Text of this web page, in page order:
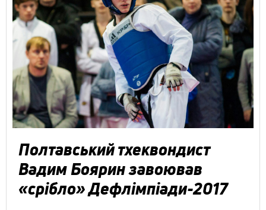
Полтавський тхеквондист
Вадим Боярин завоював
«срібло» Дефлімпіади-2017